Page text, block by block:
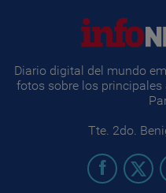
Diario digital del mundo
fotos sobre los
Tte. 2do.